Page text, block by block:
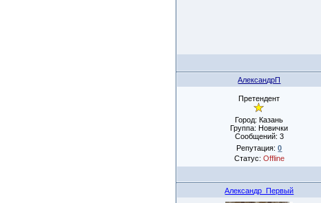
АлександрП
Претендент
Город: Казань
Группа: Новички
Сообщений: 3
Репутация:0
Статус: Offline
Александр_Первый